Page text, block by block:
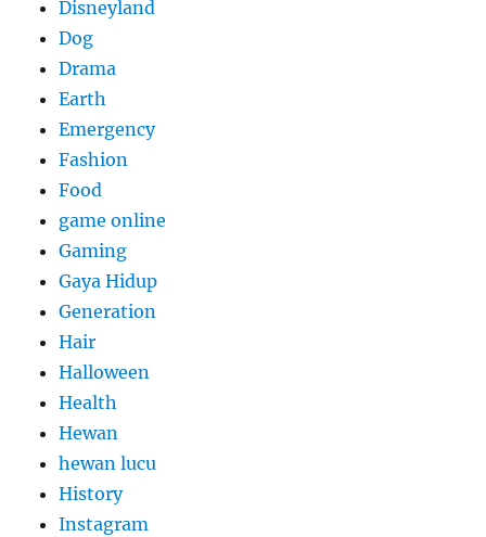
Disneyland
Dog
Drama
Earth
Emergency
Fashion
Food
game online
Gaming
Gaya Hidup
Generation
Hair
Halloween
Health
Hewan
hewan lucu
History
Instagram